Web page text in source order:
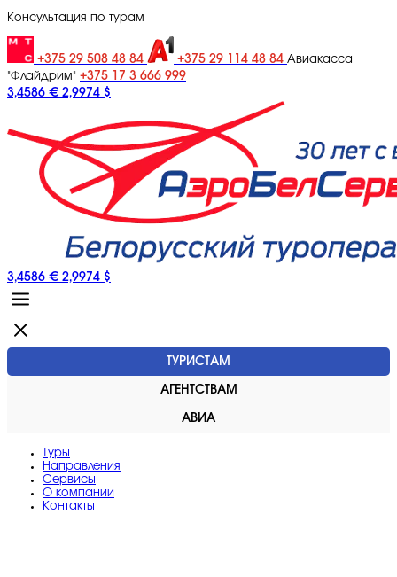
Консультация по турам
+375 29 508 48 84 +375 29 114 48 84 Авиакасса
"Флайдрим" +375 17 3 666 999
3,4586 € 2,9974 $
3,4586 € 2,9974 $
ТУРИСТАМ
АГЕНТСТВАМ
АВИА
Туры
Направления
Сервисы
O компании
Контакты